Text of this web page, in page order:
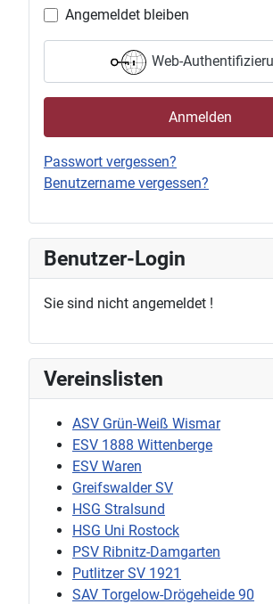
Angemeldet bleiben
Web-
Anmelden
Passwort vergessen?
Benutzername vergessen?
Benutzer-Login
Sie sind nicht angemeldet !
Vereinslisten
ASV Grün-Weiß Wismar
ESV 1888 Wittenberge
ESV Waren
Greifswalder SV
HSG Stralsund
HSG Uni Rostock
PSV Ribnitz-Damgarten
Putlitzer SV 1921
SAV Torgelow-Drögeheide 90